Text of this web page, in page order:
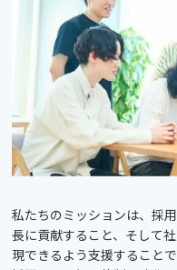
私たちのミッションは、採
長に貢献すること、そして
現できるよう支援すること